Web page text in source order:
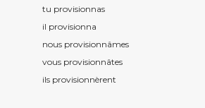
tu provisionnas
il provisionna
nous provisionnâmes
vous provisionnâtes
ils provisionnèrent